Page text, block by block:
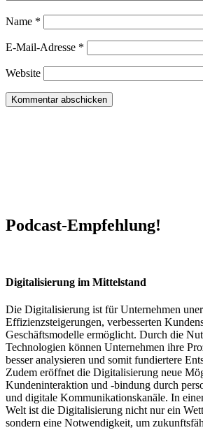
Name *
E-Mail-Adresse *
Website
Podcast-Empfehlung!
Digitalisierung im Mittelstand
Die Digitalisierung ist für Unternehmen
Effizienzsteigerungen, verbesserten
Geschäftsmodelle ermöglicht. Durch die
Technologien können Unternehmen ihre
besser analysieren und somit fundiertere
Zudem eröffnet die Digitalisierung neue
Kundeninteraktion und -bindung durch
und digitale Kommunikationskanäle. In
Welt ist die Digitalisierung nicht nur ein
sondern eine Notwendigkeit, um